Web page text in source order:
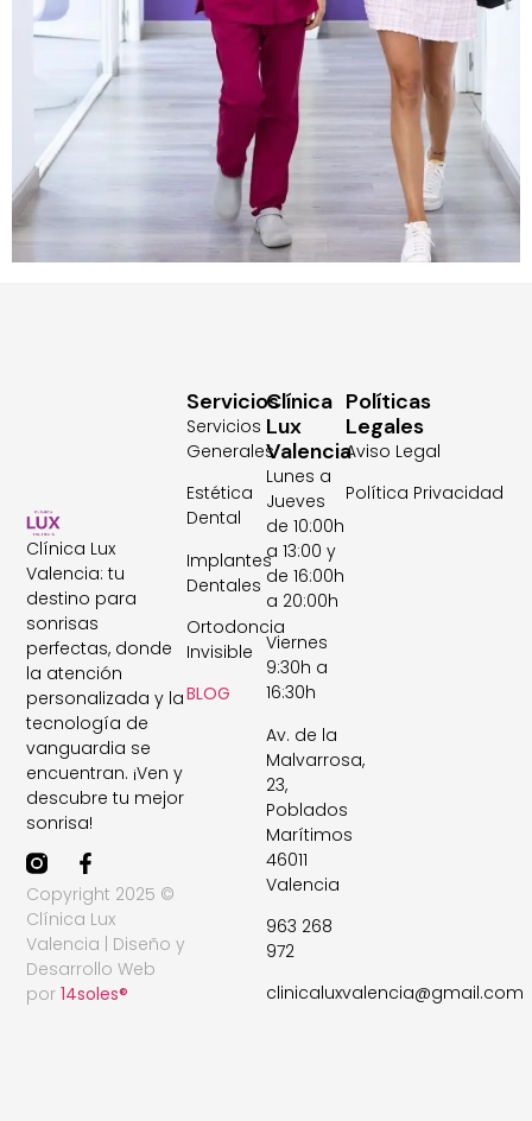
Clínica Lux
Valencia: tu
destino para
sonrisas
perfectas, donde
la atención
personalizada y la
tecnología de
vanguardia se
encuentran. ¡Ven y
descubre tu mejor
sonrisa!
Copyright 2025 ©
Clínica Lux
Valencia | Diseño y
Desarrollo Web
por14soles®
Clínica
Lux
Valencia
Lunes a
Jueves
de 10:00h
a 13:00 y
de 16:00h
a 20:00h
Viernes
9:30h a
16:30h
Av. de la
Malvarrosa,
23,
Poblados
Marítimos
46011
Valencia
963 268
972
clinicaluxvalencia@gmail.com
Servicios
Servicios
Generales
Estética
Dental
Implantes
Dentales
Ortodoncia
Invisible
BLOG
Políticas
Legales
Aviso Legal
Política Privacidad